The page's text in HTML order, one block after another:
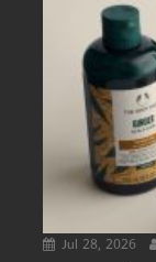
Jul 28, 2026